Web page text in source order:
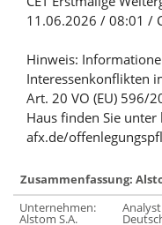
11.06.2026 / 08:01 /
Hinweis:
Interessenkonflikten
Art. 20 VO (EU) 596/
Haus finden Sie
afx.de/
Zusammenfassung:
Unternehmen:
Alstom S.A.